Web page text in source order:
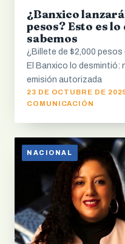
¿Banxico
pesos? Esto es
sabemos
¿Billete de $2,000
El Banxico lo desmintió:
emisión autorizada
23 DE OCTUBRE DE
COMUNICACIÓN
NACIONAL